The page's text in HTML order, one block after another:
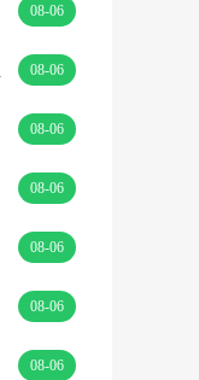
08-06
08-06
08-06
08-06
08-06
08-06
08-06